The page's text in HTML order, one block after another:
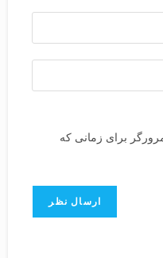
برای زمانی که